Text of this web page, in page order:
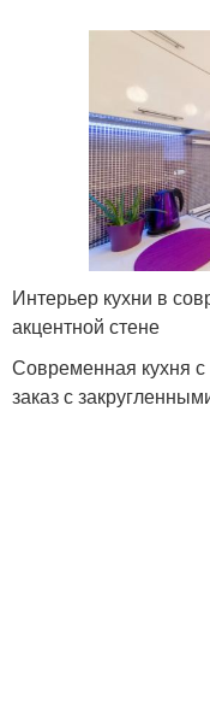
Интерьер кухни в
акцентной стене
Современная кухня
заказ с